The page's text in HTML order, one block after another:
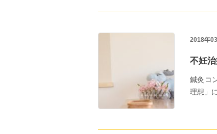
2018年
不妊
鍼灸コ
理想」